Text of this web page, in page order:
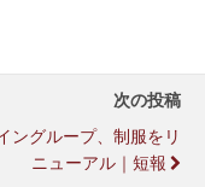
次の投稿
ングループ、制服をリ
ニューアル｜短報